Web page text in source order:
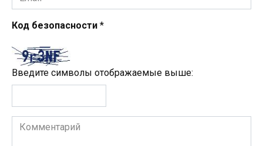
*
Код безопасности *
Введите символы отображаемые выше:
Комментарий